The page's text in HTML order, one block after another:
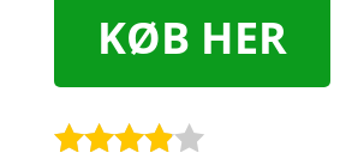
KØB HER